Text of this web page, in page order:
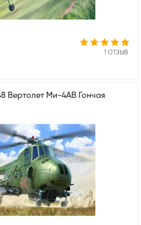
1 ОТЗЫВ
Вертолет Ми-4АВ Гончая